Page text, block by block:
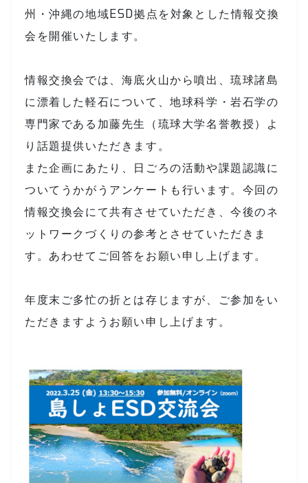
州・沖縄の地域ESD拠点を対象とした情報交換
会を開催いたします。
情報交換会では、海底火山から噴出、琉球諸島
に漂着した軽石について、地球科学・岩石学の
専門家である加藤先生（琉球大学名誉教授）よ
り話題提供いただきます。
また企画にあたり、日ごろの活動や課題認識に
ついてうかがうアンケートも行います。今回の
情報交換会にて共有させていただき、今後のネ
ットワークづくりの参考とさせていただきま
す。あわせてご回答をお願い申し上げます。
年度末ご多忙の折とは存じますが、ご参加をい
ただきますようお願い申し上げます。